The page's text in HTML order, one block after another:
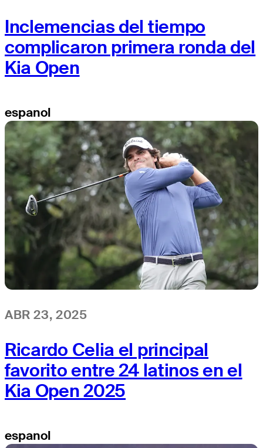
Inclemencias del tiempo
complicaron primera ronda del
Kia Open
espanol
ABR 23, 2025
Ricardo Celia el principal
favorito entre 24 latinos en el
Kia Open 2025
espanol